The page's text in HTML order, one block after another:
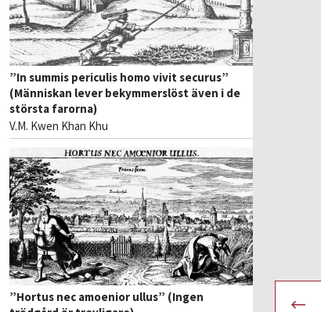
”In summis periculis homo vivit securus”
(Människan lever bekymmerslöst även i de
största farorna)
V.M. Kwen Khan Khu
”Hortus nec amoenior ullus” (Ingen